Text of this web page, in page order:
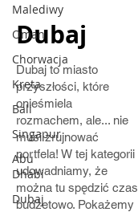
Malediwy
Oman
Chorwacja
Kreta
Bali
Singapur
Abu
Dhabi
Dubaj
Dubaj
Dubaj to miasto
przyszłości, które
onieśmiela
rozmachem, ale... nie
musi zrujnować
portfela! W tej kategorii
udowadniamy, że
można tu spędzić czas
budżetowo. Pokażemy